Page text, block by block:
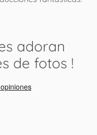
adoran
de fotos !